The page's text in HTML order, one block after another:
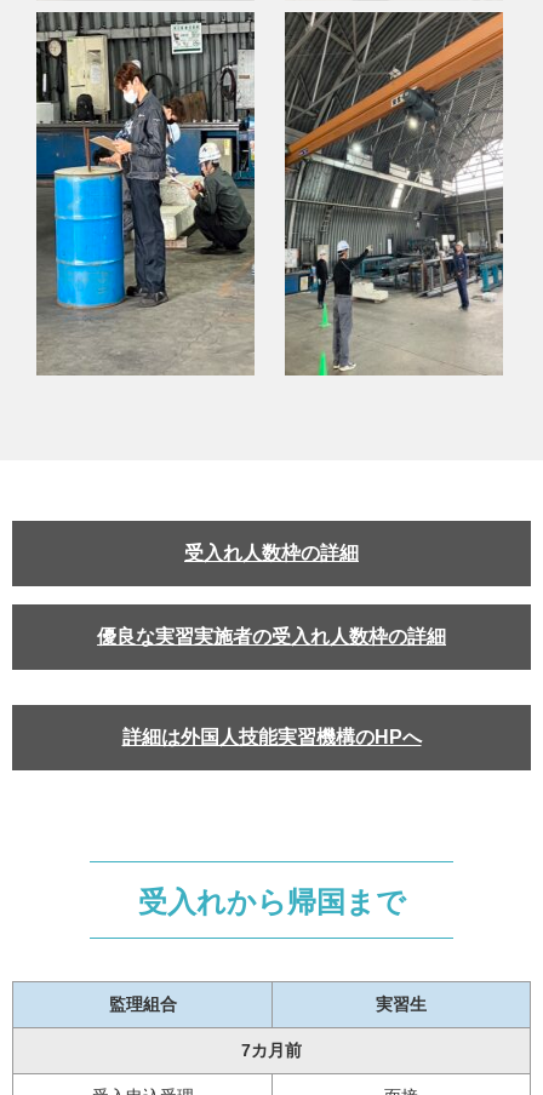
受入れ人数枠の詳細
優良な実習実施者の受入れ人数枠の詳細
詳細は外国人技能実習機構のHPへ
受入れから帰国まで
監理組合 実習生
7カ月前